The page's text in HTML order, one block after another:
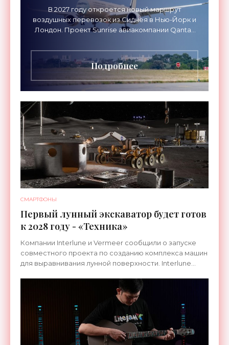
В 2027 году откроется новый маршрут
воздушных перевозок из Сиднея в Нью-Йорк и
Лондон. Проект Sunrise авиакомпании Qantas
длительностью до 24
Подробнее
СМАРТФОНЫ
Первый лунный экскаватор будет готов
к 2028 году - «Техника»
Компании Interlune и Vermeer сообщили о запуске
совместного проекта по созданию комплекса машин
для выравнивания лунной поверхности. Interlune